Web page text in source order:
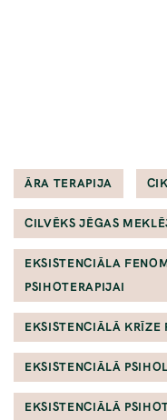
e
ĀRA TERAPIJA
CILVĒKS JĒGAS
EKSISTENCIĀLA
PSIHOTERAPIJAI
EKSISTENCIĀLĀ KRĪZE
EKSISTENCIĀLĀ
EKSISTENCIĀLĀ